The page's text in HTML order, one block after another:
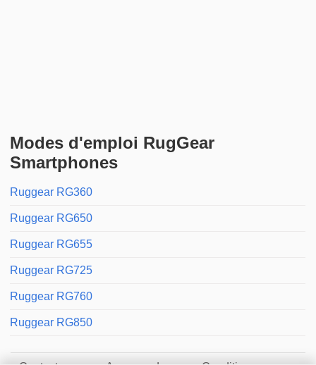
Modes d'emploi RugGear
Smartphones
Ruggear RG360
Ruggear RG650
Ruggear RG655
Ruggear RG725
Ruggear RG760
Ruggear RG850